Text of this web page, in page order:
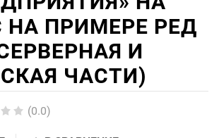
НА ПРИМЕРЕ РЕД
И
ЧАСТИ)
(0.0)